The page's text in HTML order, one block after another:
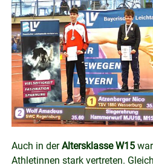
Auch in derAltersklasse W15
Athletinnen stark vertreten.